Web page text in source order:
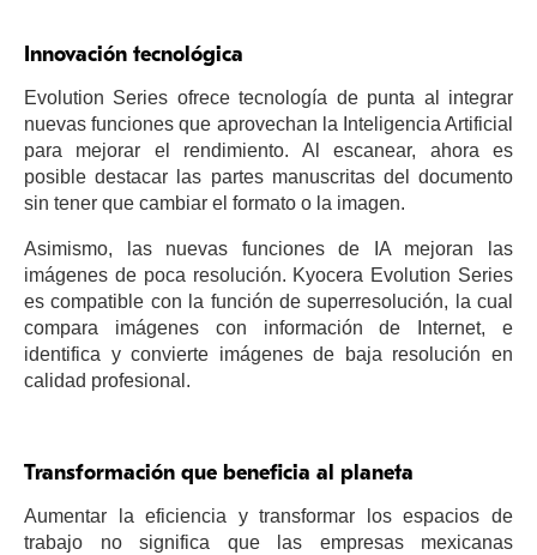
Innovación tecnológica
Evolution Series ofrece tecnología de punta al integrar
nuevas funciones que aprovechan la Inteligencia Artificial
para mejorar el rendimiento. Al escanear, ahora es
posible destacar las partes manuscritas del documento
sin tener que cambiar el formato o la imagen.
Asimismo, las nuevas funciones de IA mejoran las
imágenes de poca resolución. Kyocera Evolution Series
es compatible con la función de superresolución, la cual
compara imágenes con información de Internet, e
identifica y convierte imágenes de baja resolución en
calidad profesional.
Transformación que beneficia al planeta
Aumentar la eficiencia y transformar los espacios de
trabajo no significa que las empresas mexicanas